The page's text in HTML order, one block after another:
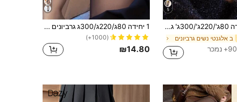
5
1 יחידה 80ג'/220ג'/300ג' גרביונים נוחים ממשי לנשים לאביב/סתיו, גרביונים נוחים עם בטנה חמה, מכנסיים שחורים שקופים סקסיים בסגנון מינימליסטי צמודים, טייץ חם עבה עם פליס לסתיו/חורף, גרבי משי עבים לעבודה ועסקים בחורף (מתאים ל-10-25℃)
ב אלגנטי נשים גרביונים
90+ נמכר
1 יחידה 80ג/220ג/300ג גרביונים שחורים שקופים סקסיים לנשים, גרביוני תרמיים עם בטנה לסתיו/חורף (מתאים ל-5-15°C)
(1000+)
₪14.80